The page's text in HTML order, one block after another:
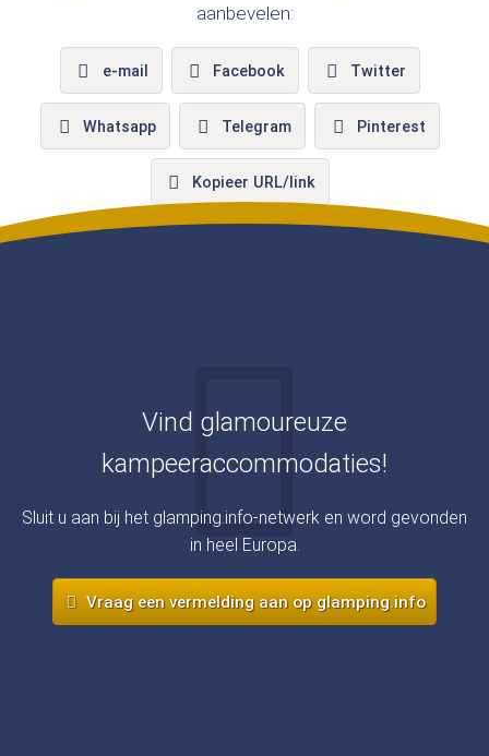
aanbevelen:
e-mail Facebook Twitter
Whatsapp Telegram Pinterest
Kopieer URL/link
Vind glamoureuze
kampeeraccommodaties!
Sluit u aan bij het glamping.info-netwerk en word gevonden
in heel Europa.
Vraag een vermelding aan op glamping.info